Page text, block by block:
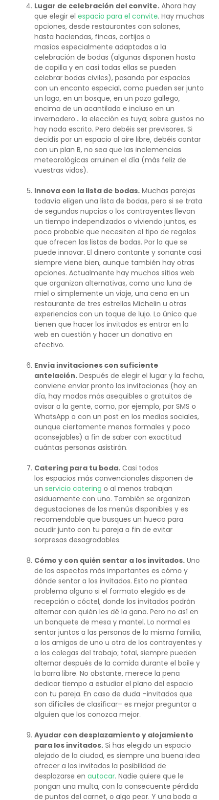
Lugar de celebración del convite. Ahora hay
que elegir el espacio para el convite. Hay muchas
opciones, desde restaurantes con salones,
hasta haciendas, fincas, cortijos o
masías especialmente adaptadas a la
celebración de bodas (algunas disponen hasta
de capilla y en casi todas ellas se pueden
celebrar bodas civiles), pasando por espacios
con un encanto especial, como pueden ser junto
un lago, en un bosque, en un pazo gallego,
encima de un acantilado e incluso en un
invernadero… la elección es tuya; sobre gustos no
hay nada escrito. Pero debéis ser previsores. Si
decidís por un espacio al aire libre, debéis contar
con un plan B, no sea que las inclemencias
meteorológicas arruinen el día (más feliz de
vuestras vidas).
Innova con la lista de bodas. Muchas parejas
todavía eligen una lista de bodas, pero si se trata
de segundas nupcias o los contrayentes llevan
un tiempo independizados o viviendo juntos, es
poco probable que necesiten el tipo de regalos
que ofrecen las listas de bodas. Por lo que se
puede innovar. El dinero contante y sonante casi
siempre viene bien, aunque también hay otras
opciones. Actualmente hay muchos sitios web
que organizan alternativas, como una luna de
miel o simplemente un viaje, una cena en un
restaurante de tres estrellas Michelin u otras
experiencias con un toque de lujo. Lo único que
tienen que hacer los invitados es entrar en la
web en cuestión y hacer un donativo en
efectivo.
Envía invitaciones con suficiente
antelación. Después de elegir el lugar y la fecha,
conviene enviar pronto las invitaciones (hoy en
día, hay modos más asequibles o gratuitos de
avisar a la gente, como, por ejemplo, por SMS o
WhatsApp o con un post en los medios sociales,
aunque ciertamente menos formales y poco
aconsejables) a fin de saber con exactitud
cuántas personas asistirán.
Catering para tu boda. Casi todos
los espacios más convencionales disponen de
un servicio catering o al menos trabajan
asiduamente con uno. También se organizan
degustaciones de los menús disponibles y es
recomendable que busques un hueco para
acudir junto con tu pareja a fin de evitar
sorpresas desagradables.
Cómo y con quién sentar a los invitados. Uno
de los aspectos más importantes es cómo y
dónde sentar a los invitados. Esto no plantea
problema alguno si el formato elegido es de
recepción o cóctel, donde los invitados podrán
alternar con quién les dé la gana. Pero no así en
un banquete de mesa y mantel. Lo normal es
sentar juntos a las personas de la misma familia,
a los amigos de uno u otro de los contrayentes y
a los colegas del trabajo; total, siempre pueden
alternar después de la comida durante el baile y
la barra libre. No obstante, merece la pena
dedicar tiempo a estudiar el plano del espacio
con tu pareja. En caso de duda –invitados que
son difíciles de clasificar– es mejor preguntar a
alguien que los conozca mejor.
Ayudar con desplazamiento y alojamiento
para los invitados. Si has elegido un espacio
alejado de la ciudad, es siempre una buena idea
ofrecer a los invitados la posibilidad de
desplazarse en autocar. Nadie quiere que le
pongan una multa, con la consecuente pérdida
de puntos del carnet, o algo peor. Y una boda a